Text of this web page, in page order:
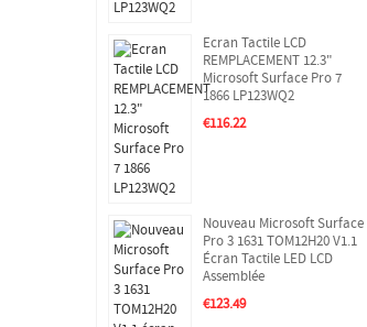
Ecran Tactile LCD
REMPLACEMENT 12.3"
Microsoft Surface Pro 7
1866 LP123WQ2
€116.22
Nouveau Microsoft Surface
Pro 3 1631 TOM12H20 V1.1
Écran Tactile LED LCD
Assemblée
€123.49